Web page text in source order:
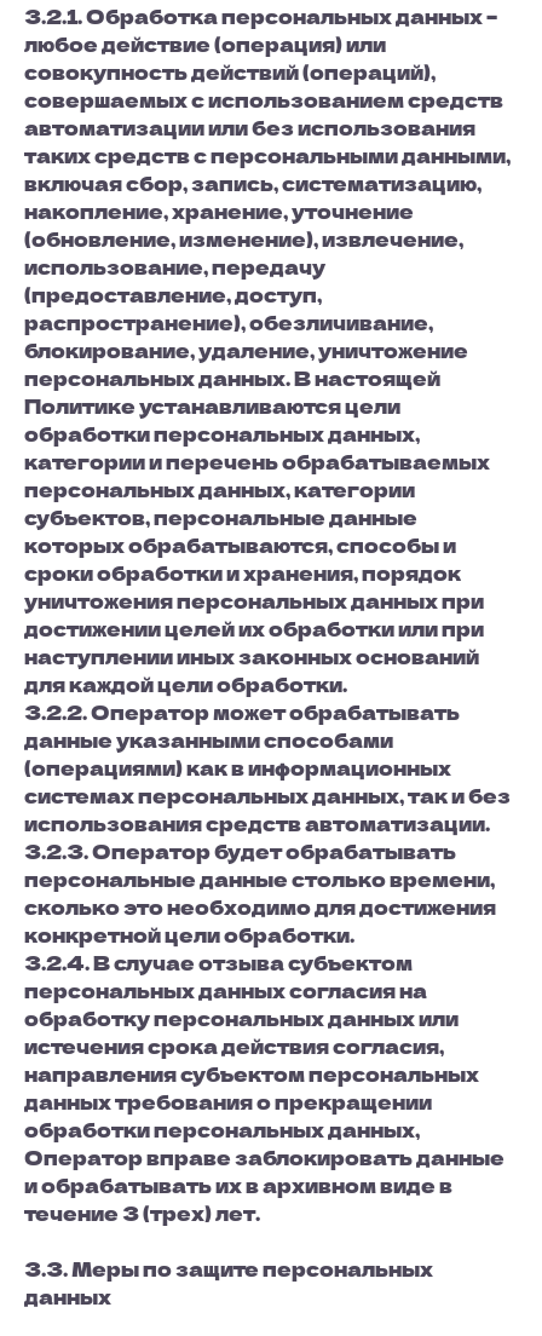
3.2.1. Обработка персональных данных –
любое действие (операция) или
совокупность действий (операций),
совершаемых с использованием средств
автоматизации или без использования
таких средств с персональными данными,
включая сбор, запись, систематизацию,
накопление, хранение, уточнение
(обновление, изменение), извлечение,
использование, передачу
(предоставление, доступ,
распространение), обезличивание,
блокирование, удаление, уничтожение
персональных данных. В настоящей
Политике устанавливаются цели
обработки персональных данных,
категории и перечень обрабатываемых
персональных данных, категории
субъектов, персональные данные
которых обрабатываются, способы и
сроки обработки и хранения, порядок
уничтожения персональных данных при
достижении целей их обработки или при
наступлении иных законных оснований
для каждой цели обработки.
3.2.2. Оператор может обрабатывать
данные указанными способами
(операциями) как в информационных
системах персональных данных, так и без
использования средств автоматизации.
3.2.3. Оператор будет обрабатывать
персональные данные столько времени,
сколько это необходимо для достижения
конкретной цели обработки.
3.2.4. В случае отзыва субъектом
персональных данных согласия на
обработку персональных данных или
истечения срока действия согласия,
направления субъектом персональных
данных требования о прекращении
обработки персональных данных,
Оператор вправе заблокировать данные
и обрабатывать их в архивном виде в
течение 3 (трех) лет.
3.3. Меры по защите персональных
данных